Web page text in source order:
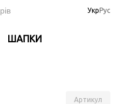
УкрРус
ШАПКИ
Артикул